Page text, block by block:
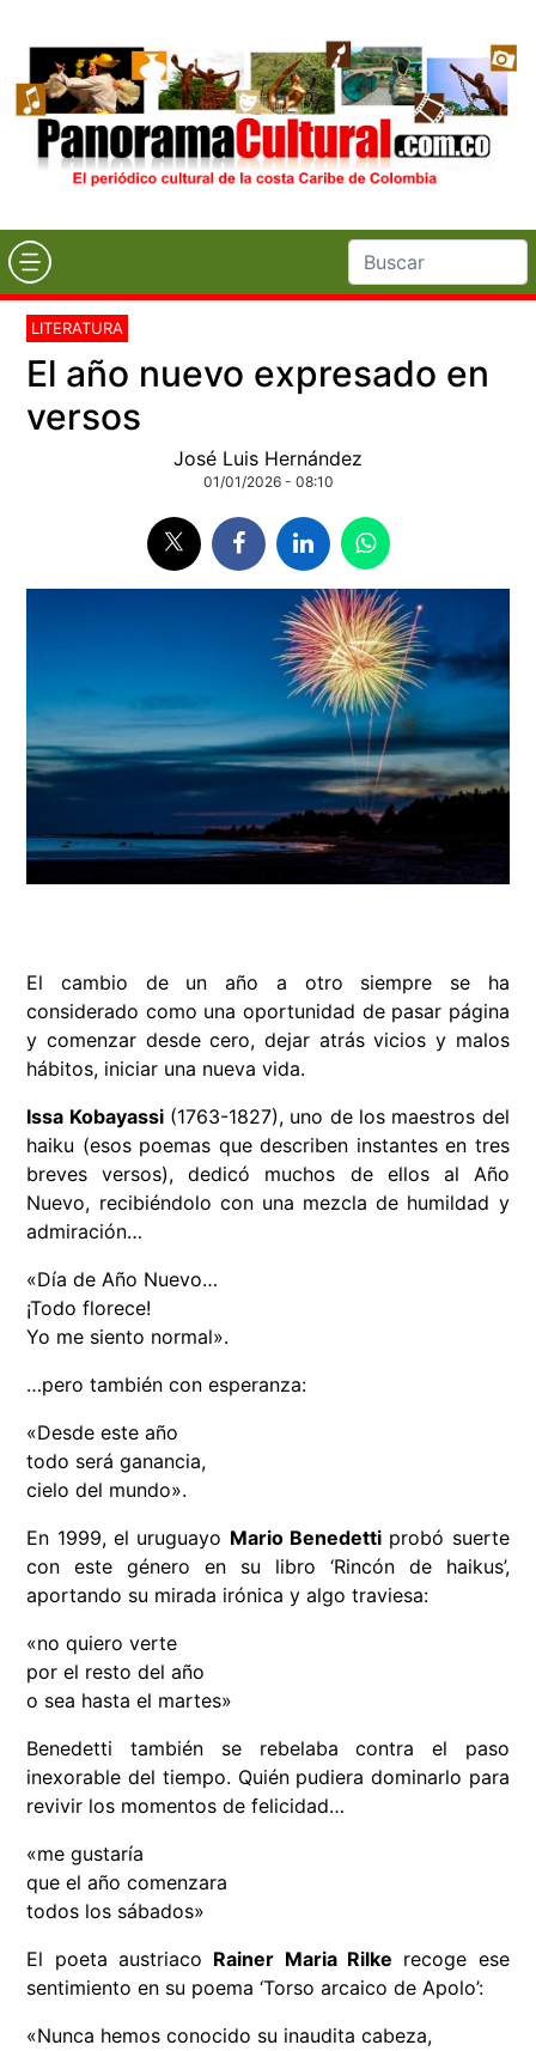
LITERATURA
El año nuevo expresado en
versos
José Luis Hernández
01/01/2026 - 08:10
El cambio de un año a otro siempre se ha
considerado como una oportunidad de pasar página
y comenzar desde cero, dejar atrás vicios y malos
hábitos, iniciar una nueva vida.
Issa Kobayassi(1763-1827), uno de los maestros del
haiku (esos poemas que describen instantes en tres
breves versos), dedicó muchos de ellos al Año
Nuevo, recibiéndolo con una mezcla de humildad y
admiración…
«Día de Año Nuevo…
¡Todo florece!
Yo me siento normal».
…pero también con esperanza:
«Desde este año
todo será ganancia,
cielo del mundo».
En 1999, el uruguayo Mario Benedettiprobó suerte
con este género en su libro ‘Rincón de haikus’,
aportando su mirada irónica y algo traviesa:
«no quiero verte
por el resto del año
o sea hasta el martes»
Benedetti también se rebelaba contra el paso
inexorable del tiempo. Quién pudiera dominarlo para
revivir los momentos de felicidad…
«me gustaría
que el año comenzara
todos los sábados»
El poeta austriaco Rainer Maria Rilke recoge ese
sentimiento en su poema ‘Torso arcaico de Apolo’:
«Nunca hemos conocido su inaudita cabeza,